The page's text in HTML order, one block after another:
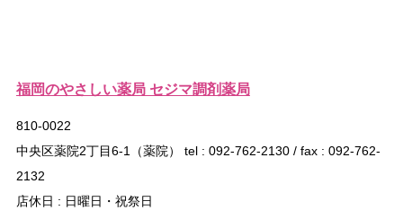
福岡のやさしい薬局 セジマ調剤薬局
810-0022
中央区薬院2丁目6-1（薬院） tel : 092-762-2130 / fax : 092-762-
2132
店休日 : 日曜日・祝祭日